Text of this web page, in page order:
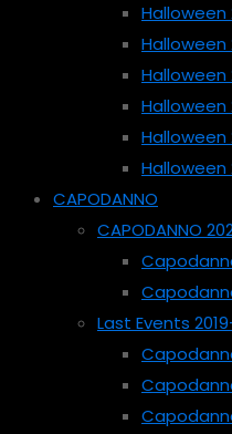
Halloween
Halloween
Halloween
Halloween
Halloween
Halloween
CAPODANNO
CAPODANNO
Last Events